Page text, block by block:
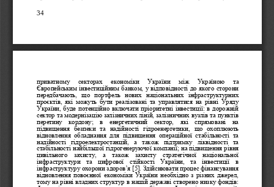
34
приватному   секторах   економіки   України   між   Україною
та
Європейським інвестиційним банком, у відповідності до якого сторони
передбачають,  що  портфель  нових  національних  інфраструктурних
про  єктів,  які  можуть  бути  реалізовані  та  управлятися  на  рівні  Уряду
України, буде потенційно включати пріоритетні інвестиції: в дорожній
сектор та  модернізацію залізничних ліній, залізничних вузлів та пунктів
перетину  кордону;
в  енергетичний  сектор,  які  спрямовані  на
підвищення  безпеки  та  надійності  гідроенергетики,  що  охоплюють
відновлення  обладнання  для  підвищення  операційної  стабільності  та
надійності  гідроелектростанцій,  а  також  підтримку  ліквідності  та
стабільності найбільшої гідрогенеруючої компанії; на підвищення рівня
цивільного  захисту,  а  також  захисту  стратегічної  національної
інфраструктури
та  цифрової  стійкості  України,  та  інвестиції  в
інфраструктуру охорони здоров’я [5]. Здійснювати процес фінансування
відновлення  повоєнної  економіки  України  необхідно  з  різних  джерел,
тому на рівні владних структур в нашій державі створено низку фондів: